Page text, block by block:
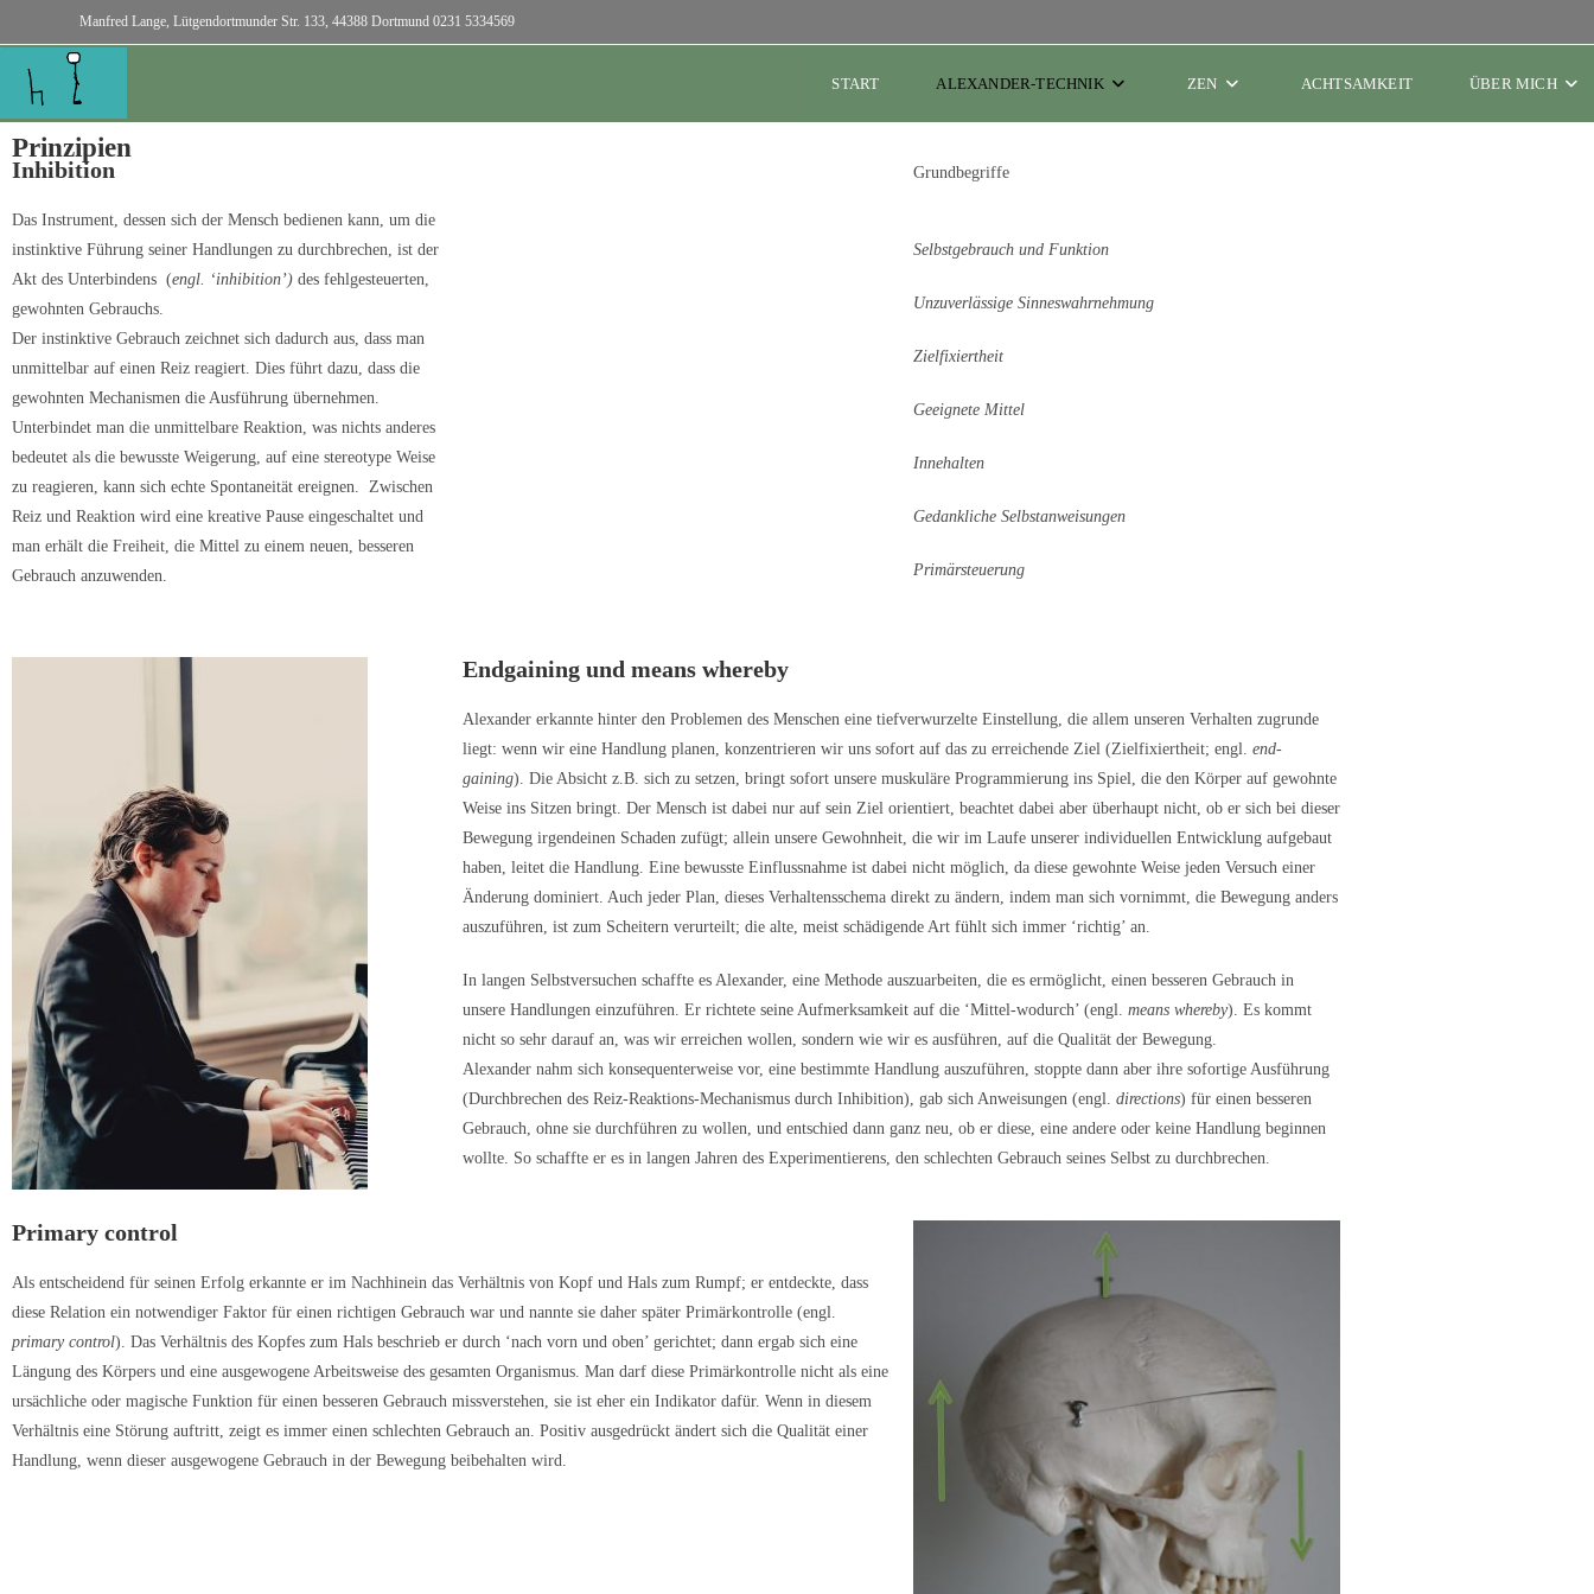
Manfred Lange, Lütgendortmunder Str. 133, 44388 Dortmund 0231 5334569
START ALEXANDER-TECHNIK ZEN ACHTSAMKEIT ÜBER MICH
Prinzipien
Inhibition
Das Instrument, dessen sich der Mensch bedienen kann, um die
instinktive Führung seiner Handlungen zu durchbrechen, ist der
Akt des Unterbindens (engl. ‘inhibition’) des fehlgesteuerten,
gewohnten Gebrauchs.
Der instinktive Gebrauch zeichnet sich dadurch aus, dass man
unmittelbar auf einen Reiz reagiert. Dies führt dazu, dass die
gewohnten Mechanismen die Ausführung übernehmen.
Unterbindet man die unmittelbare Reaktion, was nichts anderes
bedeutet als die bewusste Weigerung, auf eine stereotype Weise
zu reagieren, kann sich echte Spontaneität ereignen. Zwischen
Reiz und Reaktion wird eine kreative Pause eingeschaltet und
man erhält die Freiheit, die Mittel zu einem neuen, besseren
Gebrauch anzuwenden.
Grundbegriffe
Selbstgebrauch und Funktion
Unzuverlässige Sinneswahrnehmung
Zielfixiertheit
Geeignete Mittel
Innehalten
Gedankliche Selbstanweisungen
Primärsteuerung
Endgaining und means whereby
Alexander erkannte hinter den Problemen des Menschen eine tiefverwurzelte Einstellung, die allem unseren Verhalten zugrunde
liegt: wenn wir eine Handlung planen, konzentrieren wir uns sofort auf das zu erreichende Ziel (Zielfixiertheit; engl. end-
gaining). Die Absicht z.B. sich zu setzen, bringt sofort unsere muskuläre Programmierung ins Spiel, die den Körper auf gewohnte
Weise ins Sitzen bringt. Der Mensch ist dabei nur auf sein Ziel orientiert, beachtet dabei aber überhaupt nicht, ob er sich bei dieser
Bewegung irgendeinen Schaden zufügt; allein unsere Gewohnheit, die wir im Laufe unserer individuellen Entwicklung aufgebaut
haben, leitet die Handlung. Eine bewusste Einflussnahme ist dabei nicht möglich, da diese gewohnte Weise jeden Versuch einer
Änderung dominiert. Auch jeder Plan, dieses Verhaltensschema direkt zu ändern, indem man sich vornimmt, die Bewegung anders
auszuführen, ist zum Scheitern verurteilt; die alte, meist schädigende Art fühlt sich immer ‘richtig’ an.
In langen Selbstversuchen schaffte es Alexander, eine Methode auszuarbeiten, die es ermöglicht, einen besseren Gebrauch in
unsere Handlungen einzuführen. Er richtete seine Aufmerksamkeit auf die ‘Mittel-wodurch’ (engl. means whereby). Es kommt
nicht so sehr darauf an, was wir erreichen wollen, sondern wie wir es ausführen, auf die Qualität der Bewegung.
Alexander nahm sich konsequenterweise vor, eine bestimmte Handlung auszuführen, stoppte dann aber ihre sofortige Ausführung
(Durchbrechen des Reiz-Reaktions-Mechanismus durch Inhibition), gab sich Anweisungen (engl. directions) für einen besseren
Gebrauch, ohne sie durchführen zu wollen, und entschied dann ganz neu, ob er diese, eine andere oder keine Handlung beginnen
wollte. So schaffte er es in langen Jahren des Experimentierens, den schlechten Gebrauch seines Selbst zu durchbrechen.
Primary control
Als entscheidend für seinen Erfolg erkannte er im Nachhinein das Verhältnis von Kopf und Hals zum Rumpf; er entdeckte, dass
diese Relation ein notwendiger Faktor für einen richtigen Gebrauch war und nannte sie daher später Primärkontrolle (engl.
primary control). Das Verhältnis des Kopfes zum Hals beschrieb er durch ‘nach vorn und oben’ gerichtet; dann ergab sich eine
Längung des Körpers und eine ausgewogene Arbeitsweise des gesamten Organismus. Man darf diese Primärkontrolle nicht als eine
ursächliche oder magische Funktion für einen besseren Gebrauch missverstehen, sie ist eher ein Indikator dafür. Wenn in diesem
Verhältnis eine Störung auftritt, zeigt es immer einen schlechten Gebrauch an. Positiv ausgedrückt ändert sich die Qualität einer
Handlung, wenn dieser ausgewogene Gebrauch in der Bewegung beibehalten wird.